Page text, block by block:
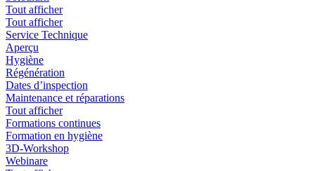
Tout afficher
Tout afficher
Service Technique
Aperçu
Hygiène
Régénération
Dates d’inspection
Maintenance et réparations
Tout afficher
Formations continues
Formation en hygiène
3D-Workshop
Webinare